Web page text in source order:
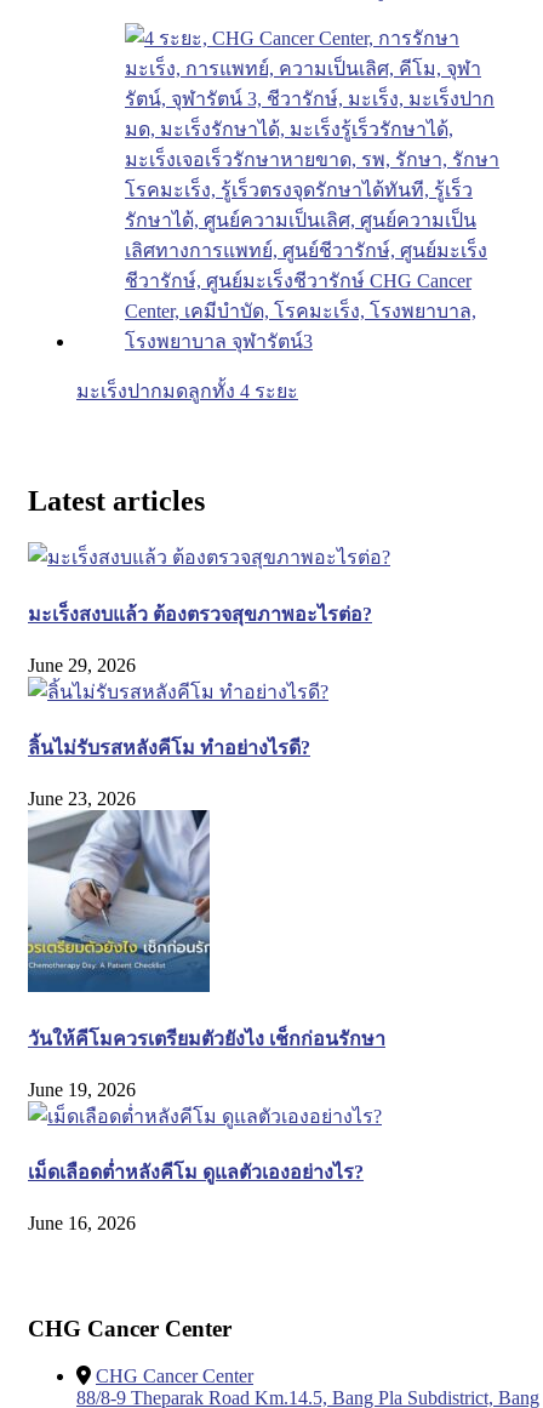
มะเร็งปากมดลูกทั้ง 4 ระยะ
Latest articles
มะเร็งสงบแล้ว ต้องตรวจสุขภาพอะไรต่อ?
June 29, 2026
ลิ้นไม่รับรสหลังคีโม ทำอย่างไรดี?
June 23, 2026
วันให้คีโมควรเตรียมตัวยังไง เช็กก่อนรักษา
June 19, 2026
เม็ดเลือดต่ำหลังคีโม ดูแลตัวเองอย่างไร?
June 16, 2026
CHG Cancer Center
CHG Cancer Center
88/8-9 Theparak Road Km.14.5, Bang Pla Subdistrict, Bang